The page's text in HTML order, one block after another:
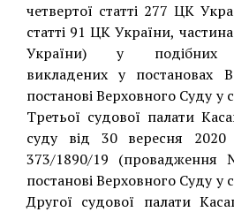
четвертої статті 277 ЦК
статті 91 ЦК України,
України) у подібних
викладених у постановах
постанові Верховного Суду у
Третьої судової палати
суду від 30 вересня
373/1890/19
постанові Верховного Суду у
Другої судової палати